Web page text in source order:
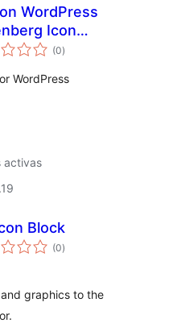
WordPress
Icon
(0total
de
)
WordPress
activas
Block
(0total
de
)
graphics to the